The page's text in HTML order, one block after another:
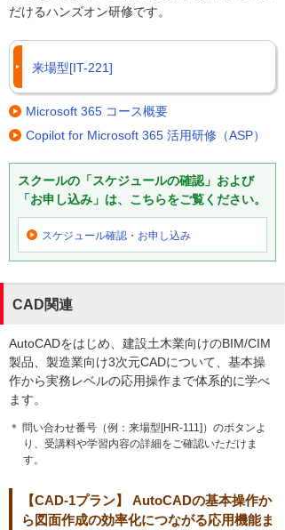
だけるハンズオン研修です。
来場型[IT-221]
Microsoft 365 コース概要
Copilot for Microsoft 365 活用研修（ASP）
スクールの「スケジュールの確認」および
「お申し込み」は、こちらをご覧ください。
スケジュール確認・ お申し込み
CAD関連
AutoCADをはじめ、建設土木業向けのBIM/CIM
製品、製造業向け3次元CADについて、基本操
作から実務レベルの応用操作まで体系的に学べ
ます。
＊ 問い合わせ番号（例：来場型[HR-111]）のボタンよ
り、受講料や学習内容の詳細をご確認いただけま
す。
【CAD-1プラン】 AutoCADの基本操作か
ら図面作成の効率化につながる応用機能ま